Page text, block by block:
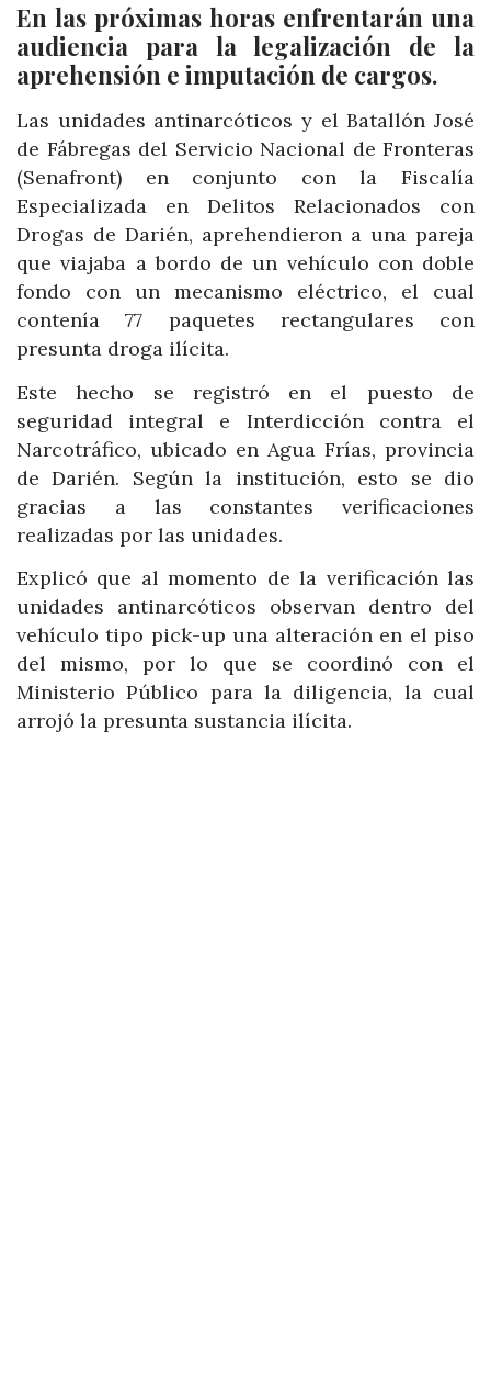
En las próximas horas enfrentarán una
audiencia para la legalización de la
aprehensión e imputación de cargos.
Las unidades antinarcóticos y el Batallón José
de Fábregas del Servicio Nacional de Fronteras
(Senafront) en conjunto con la Fiscalía
Especializada en Delitos Relacionados con
Drogas de Darién, aprehendieron a una pareja
que viajaba a bordo de un vehículo con doble
fondo con un mecanismo eléctrico, el cual
contenía 77 paquetes rectangulares con
presunta droga ilícita.
Este hecho se registró en el puesto de
seguridad integral e Interdicción contra el
Narcotráfico, ubicado en Agua Frías, provincia
de Darién. Según la institución, esto se dio
gracias a las constantes verificaciones
realizadas por las unidades.
Explicó que al momento de la verificación las
unidades antinarcóticos observan dentro del
vehículo tipo pick-up una alteración en el piso
del mismo, por lo que se coordinó con el
Ministerio Público para la diligencia, la cual
arrojó la presunta sustancia ilícita.